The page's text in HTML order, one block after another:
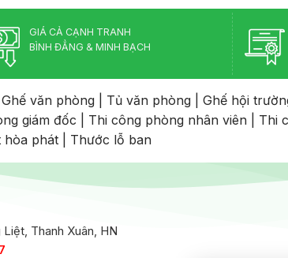
GIÁ CẢ CẠNH TRANH
BÌNH ĐẲNG & MINH BẠCH
Ghế văn phòng Tủ văn phòng Ghế hội
giám đốc Thi công phòng nhân viên Thi
hòa phát Thước lỗ ban
Thanh Xuân, HN